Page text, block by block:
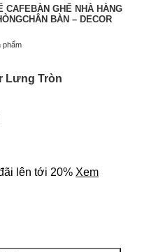
CAFEBÀN GHẾ NHÀ HÀNG
CHÂN BÀN – DECOR
phẩm
Lưng Tròn
lên tới 20% Xem